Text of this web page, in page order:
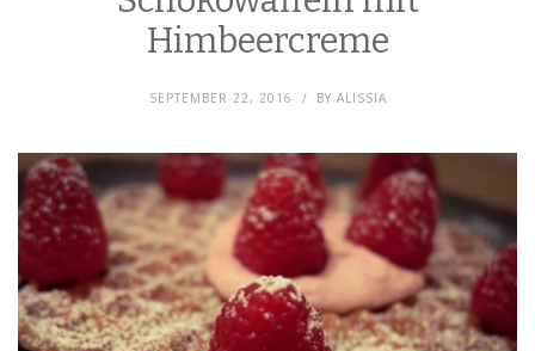
Himbeercreme
SEPTEMBER 22, 2016 BY ALISSIA